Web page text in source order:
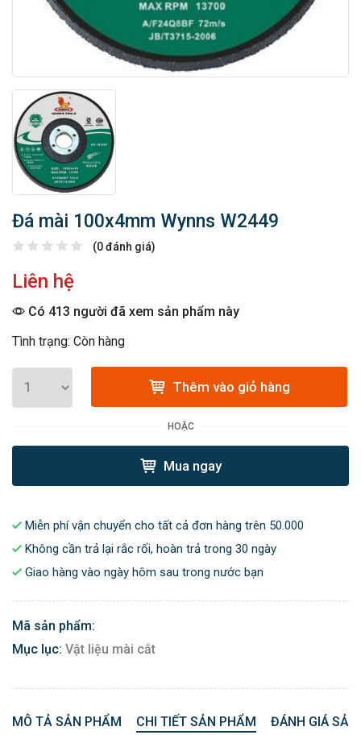
Đá mài 100x4mm Wynns W2449
(0 đánh giá)
Liên hệ
Có 413 người đã xem sản phẩm này
Tình trạng: Còn hàng
Thêm vào giỏ hàng
HOẶC
Mua ngay
Miễn phí vận chuyển cho tất cả đơn hàng trên 50.000
Không cần trả lại rắc rối, hoàn trả trong 30 ngày
Giao hàng vào ngày hôm sau trong nước bạn
Mã sản phẩm:
Mục lục: Vật liệu mài cắt
MÔ TẢ SẢN PHẨM CHI TIẾT SẢN PHẨM ĐÁNH GIÁ